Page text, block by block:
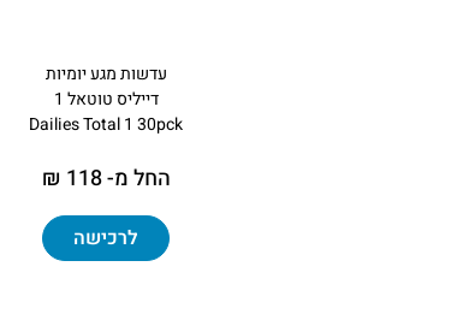
עדשות מגע יומיות
דייליס טוטאל 1
Dailies Total 1 30pck
החל מ- 118 ₪
לרכישה